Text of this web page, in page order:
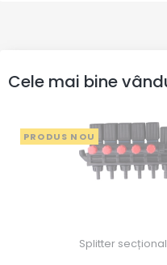
Cele mai bine
PRODUS NOU
Splitter